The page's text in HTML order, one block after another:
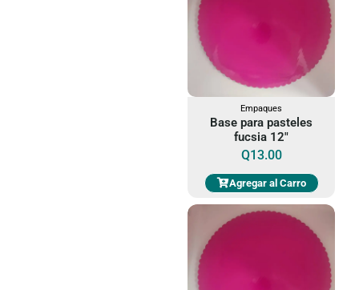
Empaques
Base para pasteles
fucsia 12"
Q13.00
Agregar al Carro